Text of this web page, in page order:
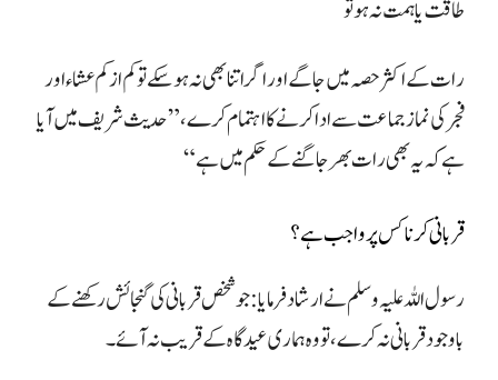
طاقت یا ہمت نہ ہو تو
رات کے اکثر حصہ میں جاگے اور اگر اتنا بھی نہ ہو سکے تو کم از کم عشاء اور
فجر کی نماز جماعت سے ادا کرنے کا اہتمام کرے، ” حدیث شریف میں آیا
ہے کہ یہ بھی رات بھر جاگنے کے حکم میں ہے“
قربانی کرنا کس پر واجب ہے؟
رسول اللہ علیہ وسلم نے ارشاد فرمایا: جو شخص قربانی کی گنجائش رکھنے کے
باوجود قربانی نہ کرے، تو وہ ہماری عید گاہ کے قریب نہ آئے۔